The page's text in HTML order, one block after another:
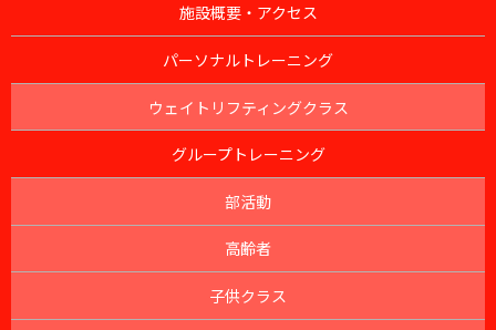
施設概要・アクセス
パーソナルトレーニング
ウェイトリフティングクラス
グループトレーニング
部活動
高齢者
子供クラス